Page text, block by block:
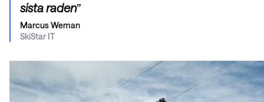
sista raden
Marcus Weman
SkiStar IT